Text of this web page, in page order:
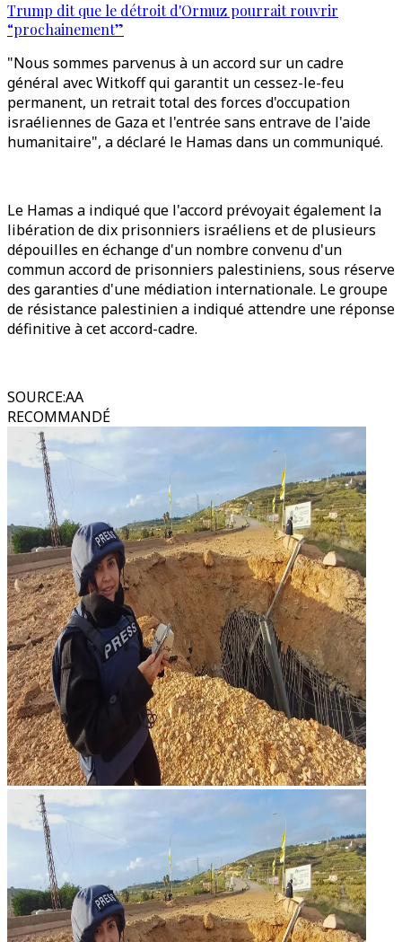
Trump dit que le détroit d'Ormuz pourrait rouvrir
“prochainement”
"Nous sommes parvenus à un accord sur un cadre
général avec Witkoff qui garantit un cessez-le-feu
permanent, un retrait total des forces d'occupation
israéliennes de Gaza et l'entrée sans entrave de l'aide
humanitaire", a déclaré le Hamas dans un communiqué.
Le Hamas a indiqué que l'accord prévoyait également la
libération de dix prisonniers israéliens et de plusieurs
dépouilles en échange d'un nombre convenu d'un
commun accord de prisonniers palestiniens, sous réserve
des garanties d'une médiation internationale. Le groupe
de résistance palestinien a indiqué attendre une réponse
définitive à cet accord-cadre.
SOURCE:AA
RECOMMANDÉ